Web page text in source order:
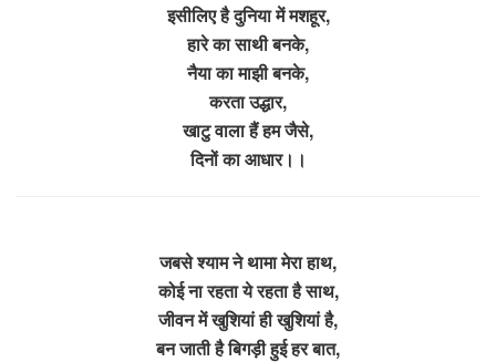
इसीलिए है दुनिया में मशहूर,
हारे का साथी बनके,
नैया का माझी बनके,
करता उद्धार,
खाटु वाला हैं हम जैसे,
दिनों का आधार।।
जबसे श्याम ने थामा मेरा हाथ,
कोई ना रहता ये रहता है साथ,
जीवन में खुशियां ही खुशियां है,
बन जाती है बिगड़ी हुई हर बात,